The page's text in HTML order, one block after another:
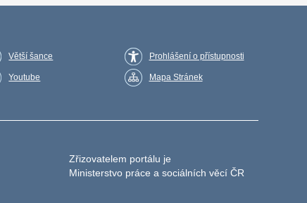
Větší šance
Youtube
Prohlášení o přístupnosti
Mapa Stránek
Zřizovatelem portálu je
Ministerstvo práce a sociálních věcí ČR